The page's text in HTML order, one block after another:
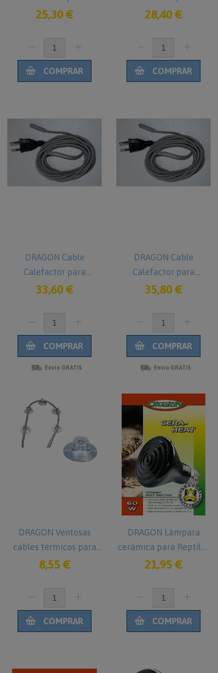
Reptiles 15 W
25,30 €
COMPRAR
Reptiles 25 W
28,40 €
COMPRAR
DRAGON Cable
Calefactor para
Reptiles 50 w
33,60 €
COMPRAR
Envío GRATIS
DRAGON Cable
Calefactor para
Reptiles 80 w
35,80 €
COMPRAR
Envío GRATIS
DRAGON Ventosas
cables térmicos para
reptiles
8,55 €
COMPRAR
DRAGON Lámpara
cerámica para Reptiles
60 W
21,95 €
COMPRAR